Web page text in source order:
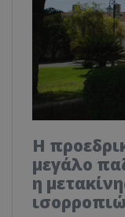
Η
μεγάλο
η